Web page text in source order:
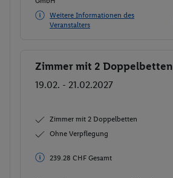
Weitere Informationen des
Veranstalters
Buchen
Zimmer mit 2 Doppelbetten
19.02. - 21.02.2027
Zimmer mit 2 Doppelbetten
Ohne Verpflegung
256 € Gesamt